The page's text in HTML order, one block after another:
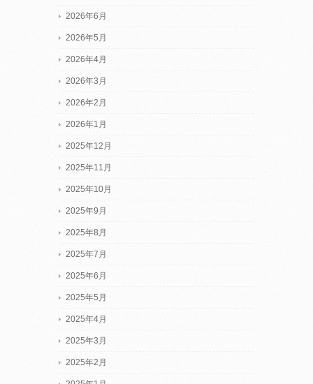
2026年6月
2026年5月
2026年4月
2026年3月
2026年2月
2026年1月
2025年12月
2025年11月
2025年10月
2025年9月
2025年8月
2025年7月
2025年6月
2025年5月
2025年4月
2025年3月
2025年2月